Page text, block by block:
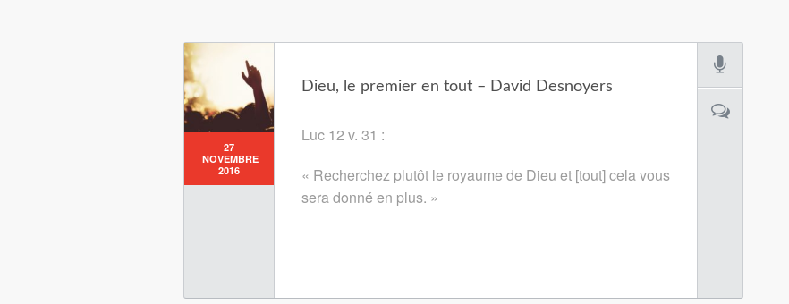
27
NOVEMBRE
2016
Dieu, le premier en tout – David Desnoyers
Luc 12 v. 31 :
« Recherchez plutôt le royaume de Dieu et [tout] cela vous
sera donné en plus. »